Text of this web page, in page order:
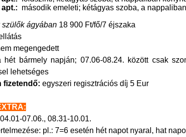
apt.: második emeleti; kétágyas szoba, a
szülők ágyában 18 900 Ft/fő/7 éjszaka
megengedett
hét bármely napján; 07.06-08.24. között csak
lehetséges
fizetendő: egyszeri regisztrációs díj 5 Eur
04.01-07.06., 08.31-10.01.
pl.: 7=6 esetén hét napot nyaral, hat